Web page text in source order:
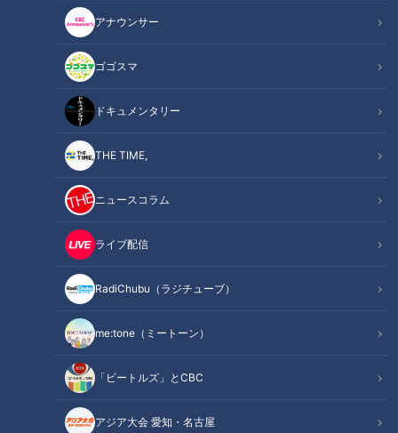
アナウンサー
ゴゴスマ
ドキュメンタリー
THE TIME,
ニュースコラム
ライブ配信
RadiChubu（ラジチューブ）
me:tone（ミートーン）
「ビートルズ」とCBC
アジア大会 愛知・名古屋
この記事を見たあなたへのおすすめ
新生活に使いたい！「電動アシ
スト自転車」の選び方！